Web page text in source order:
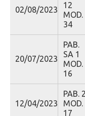
02/08/2023
12
MOD.
34
20/07/2023
PAB.
SA 1
MOD.
16
12/04/2023
PAB. 2
MOD.
17